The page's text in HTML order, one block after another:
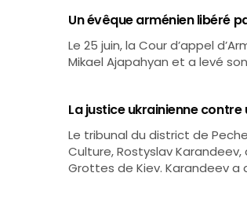
Un évêque arménien libéré
Le 25 juin, la Cour d’appel
Mikael Ajapahyan et a levé
La justice ukrainienne
Le tribunal du district de
Culture, Rostyslav
Grottes de Kiev. Karandeev a